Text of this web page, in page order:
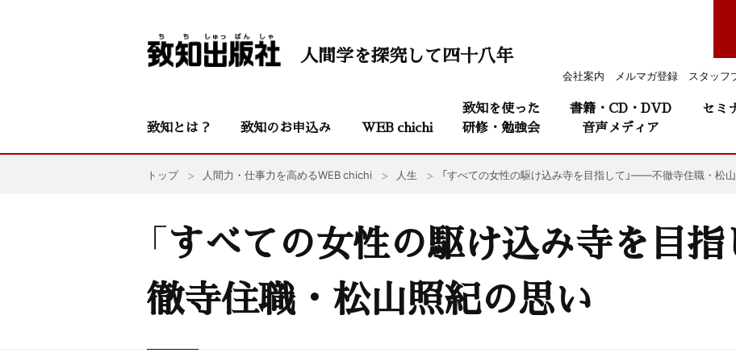
会社案内 メルマガ登録 スタッフ
人間学を探究して四十八年
致知とは？ 致知のお申込み WEB chichi
致知を使った
研修・勉強会
書籍・CD・DVD
音声メディア
セミ
トップ 人間力・仕事力を高めるWEB chichi 人生 「すべての女性の駆け込み寺を目指して」——不徹寺住職・松
「すべての女性の駆け込み寺を目
徹寺住職・松山照紀の思い